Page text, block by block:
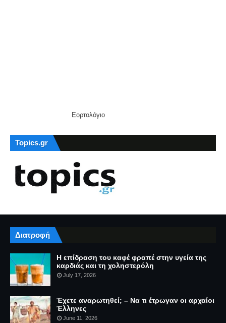
Εορτολόγιο
Topics.gr
Διατροφή
Η επίδραση του καφέ φραπέ στην υγεία της
καρδιάς και τη χοληστερόλη
July 17, 2026
Έχετε αναρωτηθεί; – Να τι έτρωγαν οι αρχαίοι
Έλληνες
June 11, 2026